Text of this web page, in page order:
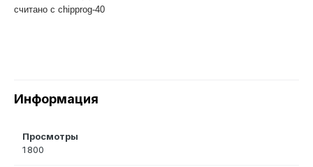
считано с chipprog-40
Информация
Просмотры
1 800